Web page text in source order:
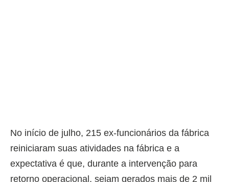
No início de julho, 215 ex-funcionários da fábrica
reiniciaram suas atividades na fábrica e a
expectativa é que, durante a intervenção para
retorno operacional, sejam gerados mais de 2 mil